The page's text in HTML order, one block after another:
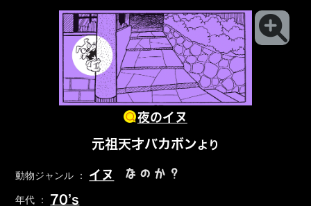
夜のイヌ
元祖天才バカボンより
動物ジャンル ： イヌ なのか？
年代 ： 70’s